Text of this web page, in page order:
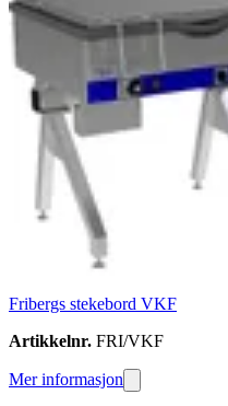
Fribergs stekebord VKF
Artikkelnr. FRI/VKF
Mer informasjon